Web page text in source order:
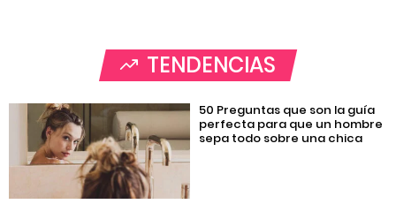
TENDENCIAS
50 Preguntas que son la guía
perfecta para que un hombre
sepa todo sobre una chica